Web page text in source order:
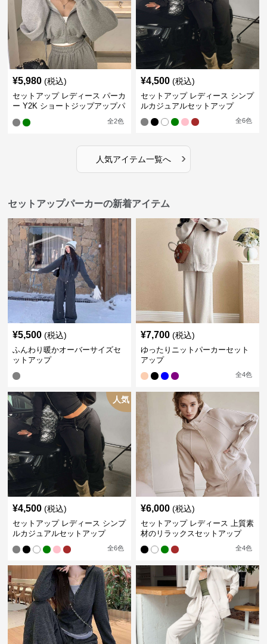
¥5,980 (税込)
セットアップ レディース パーカ
ー Y2K ショートジップアップパ
全2色
¥4,500 (税込)
セットアップ レディース シンプ
ルカジュアルセットアップ
全6色
人気アイテム一覧へ ›
セットアップパーカーの新着アイテム
¥5,500 (税込)
ふんわり暖かオーバーサイズセ
ットアップ
¥7,700 (税込)
ゆったりニットパーカーセット
アップ
全4色
人気
¥4,500 (税込)
セットアップ レディース シンプ
ルカジュアルセットアップ
全6色
¥6,000 (税込)
セットアップ レディース 上質素
材のリラックスセットアップ
全4色